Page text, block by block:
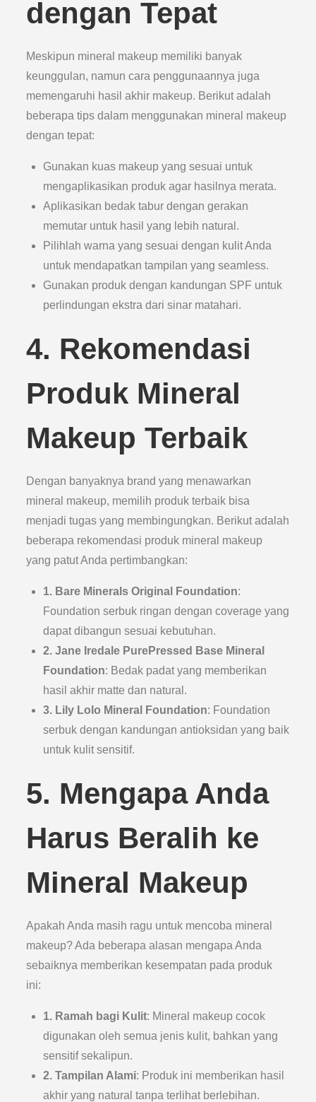
dengan Tepat
Meskipun mineral makeup memiliki banyak
keunggulan, namun cara penggunaannya juga
memengaruhi hasil akhir makeup. Berikut adalah
beberapa tips dalam menggunakan mineral makeup
dengan tepat:
Gunakan kuas makeup yang sesuai untuk
mengaplikasikan produk agar hasilnya merata.
Aplikasikan bedak tabur dengan gerakan
memutar untuk hasil yang lebih natural.
Pilihlah warna yang sesuai dengan kulit Anda
untuk mendapatkan tampilan yang seamless.
Gunakan produk dengan kandungan SPF untuk
perlindungan ekstra dari sinar matahari.
4. Rekomendasi
Produk Mineral
Makeup Terbaik
Dengan banyaknya brand yang menawarkan
mineral makeup, memilih produk terbaik bisa
menjadi tugas yang membingungkan. Berikut adalah
beberapa rekomendasi produk mineral makeup
yang patut Anda pertimbangkan:
1. Bare Minerals Original Foundation:
Foundation serbuk ringan dengan coverage yang
dapat dibangun sesuai kebutuhan.
2. Jane Iredale PurePressed Base Mineral
Foundation: Bedak padat yang memberikan
hasil akhir matte dan natural.
3. Lily Lolo Mineral Foundation: Foundation
serbuk dengan kandungan antioksidan yang baik
untuk kulit sensitif.
5. Mengapa Anda
Harus Beralih ke
Mineral Makeup
Apakah Anda masih ragu untuk mencoba mineral
makeup? Ada beberapa alasan mengapa Anda
sebaiknya memberikan kesempatan pada produk
ini:
1. Ramah bagi Kulit: Mineral makeup cocok
digunakan oleh semua jenis kulit, bahkan yang
sensitif sekalipun.
2. Tampilan Alami: Produk ini memberikan hasil
akhir yang natural tanpa terlihat berlebihan.